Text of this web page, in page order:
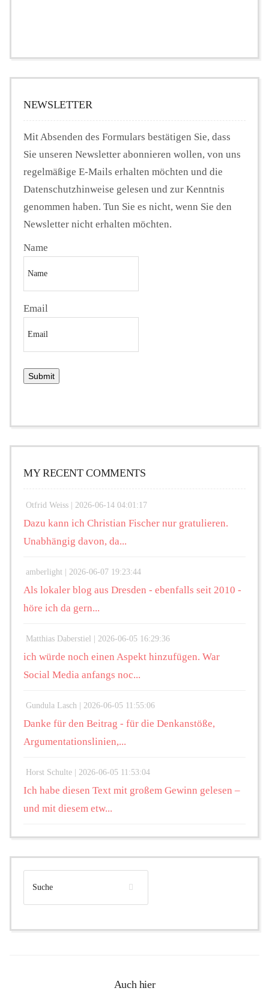
NEWSLETTER
Mit Absenden des Formulars bestätigen Sie, dass
Sie unseren Newsletter abonnieren wollen, von uns
regelmäßige E-Mails erhalten möchten und die
Datenschutzhinweise gelesen und zur Kenntnis
genommen haben. Tun Sie es nicht, wenn Sie den
Newsletter nicht erhalten möchten.
Name
Email
MY RECENT COMMENTS
Otfrid Weiss | 2026-06-14 04:01:17
Dazu kann ich Christian Fischer nur gratulieren.
Unabhängig davon, da...
amberlight | 2026-06-07 19:23:44
Als lokaler blog aus Dresden - ebenfalls seit 2010 -
höre ich da gern...
Matthias Daberstiel | 2026-06-05 16:29:36
ich würde noch einen Aspekt hinzufügen. War
Social Media anfangs noc...
Gundula Lasch | 2026-06-05 11:55:06
Danke für den Beitrag - für die Denkanstöße,
Argumentationslinien,...
Horst Schulte | 2026-06-05 11:53:04
Ich habe diesen Text mit großem Gewinn gelesen –
und mit diesem etw...
Auch hier